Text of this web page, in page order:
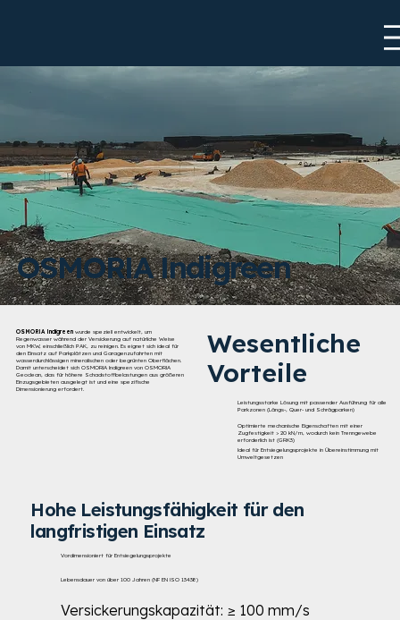
OSMORIA Indigreen
OSMORIA Indigreenwurde speziell entwickelt, um
Regenwasser während der Versickerung auf natürliche Weise
von MKW, einschließlich PAK, zu reinigen. Es eignet sich ideal für
den Einsatz auf Parkplätzen und Garagenzufahrten mit
wasserdurchlässigen mineralischen oder begrünten Oberflächen.
Damit unterscheidet sich OSMORIA Indigreen von OSMORIA
Geoclean, das für höhere Schadstoffbelastungen aus größeren
Einzugsgebieten ausgelegt ist und eine spezifische
Dimensionierung erfordert.
Wesentliche
Vorteile
Leistungsstarke Lösung mit passender Ausführung für alle
Parkzonen (Längs‑, Quer‑ und Schrägparken)
Optimierte mechanische Eigenschaften mit einer
Zugfestigkeit > 20 kN/m, wodurch kein Trenngewebe
erforderlich ist (GRK3)
Ideal für Entsiegelungsprojekte in Übereinstimmung mit
Umweltgesetzen
Hohe Leistungsfähigkeit für den
langfristigen Einsatz
Vordimensioniert für Entsiegelungsprojekte
Lebensdauer von über 100 Jahren (NF EN ISO 13438)
Versickerungskapazität: ≥ 100 mm/s